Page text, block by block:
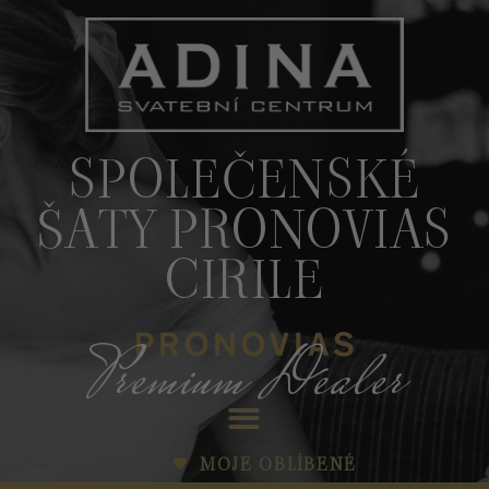
SPOLEČENSKÉ
ŠATY PRONOVIAS
CIRILE
Premium Dealer
MOJE OBLÍBENÉ